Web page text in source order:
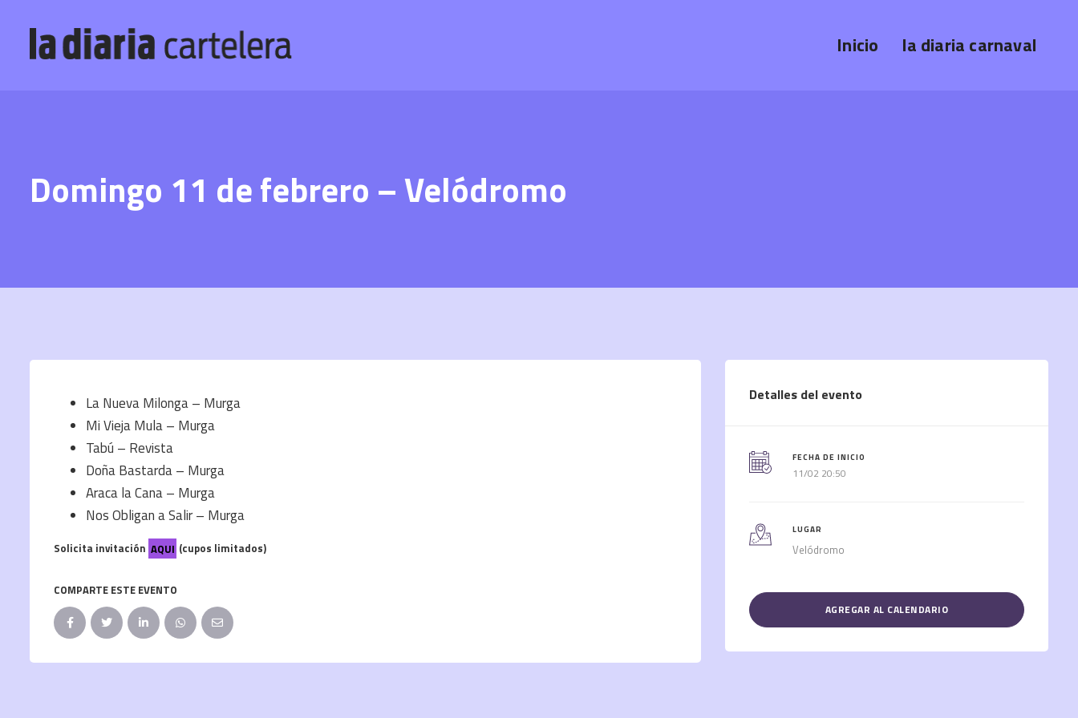
Inicio la diaria carnaval
Domingo 11 de febrero – Velódromo
La Nueva Milonga – Murga
Mi Vieja Mula – Murga
Tabú – Revista
Doña Bastarda – Murga
Araca la Cana – Murga
Nos Obligan a Salir – Murga
Solicita invitación AQUI (cupos limitados)
COMPARTE ESTE EVENTO
Detalles del evento
FECHA DE INICIO
11/02 20:50
LUGAR
Velódromo
AGREGAR AL CALENDARIO